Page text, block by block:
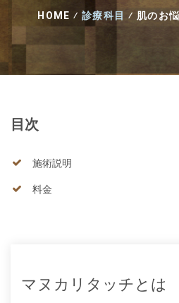
HOME ⁄ 診療科目 ⁄ 肌のお
目次
施術説明
料金
マヌカリタッチとは